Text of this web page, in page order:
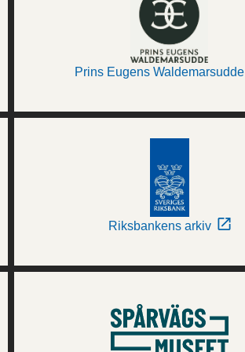
Prins Eugens Waldemarsudde
Riksbankens arkiv